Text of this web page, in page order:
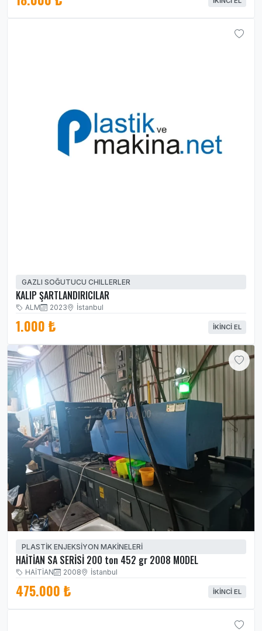
GAZLI SOĞUTUCU CHILLERLER
KALIP ŞARTLANDIRICILAR
ALM 2023 İstanbul
1.000 ₺ İKINCI EL
PLASTİK ENJEKSİYON MAKİNELERİ
HAİTİAN SA SERİSİ 200 ton 452 gr 2008 MODEL
HAİTİAN 2008 İstanbul
475.000 ₺ İKINCI EL